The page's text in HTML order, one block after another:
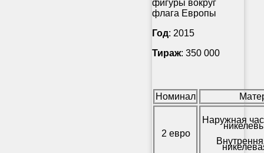
фигуры вокруг
флага Европы
Год: 2015
Тираж: 350 000
Номинал
2 евро
Наружная